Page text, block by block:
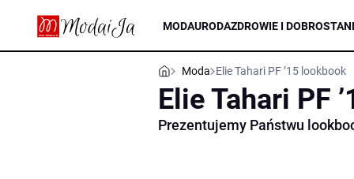
MODAURODAZDROWIE I DOBROSTAN
Moda Elie Tahari PF ’15 lookbook
Elie Tahari PF
Prezentujemy Państwu